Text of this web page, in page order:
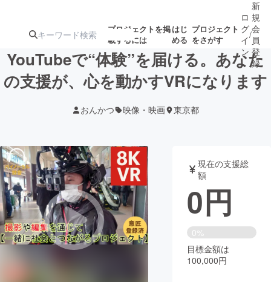
プロジェクトを掲
載するには
はじ
める
プロジェクト
をさがす
ターン
注目の新着プロ
ジェクト
募集終了が近いプ
ロジェクト
アート・写真 音楽
テクノロジー・ガジェット ゲーム・サ
映像・映画 書籍・雑誌
チャレンジ
ロ
グ
イ
ン
/
新
規
会
員
登
録
YouTubeで“体験”を届ける。あなた
の支援が、心を動かすVRになります
おんかつ 映像・映画 東京都
現在の支援総
額
0円
0%
目標金額は
100,000円